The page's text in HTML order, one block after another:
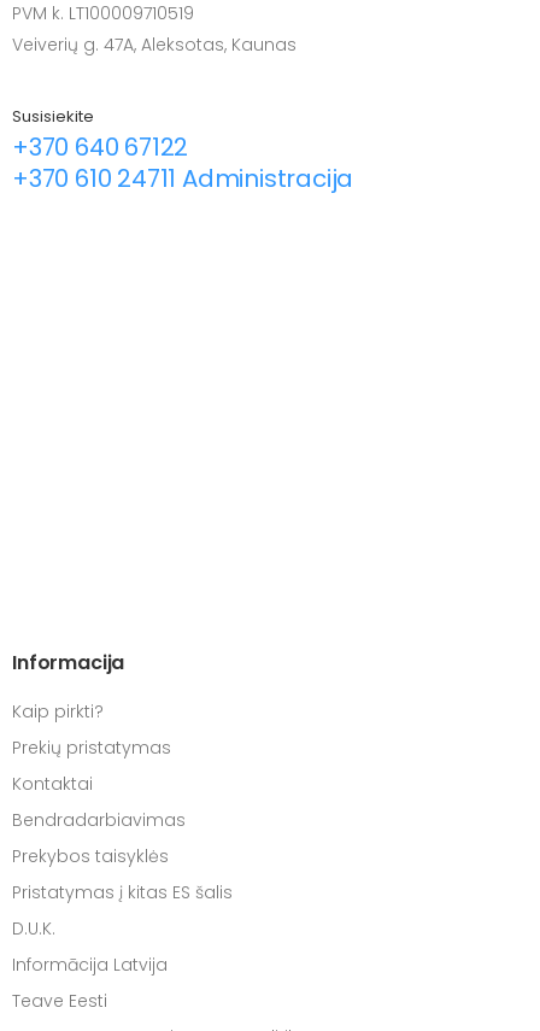
PVM k. LT100009710519
Veiverių g. 47A, Aleksotas, Kaunas
Susisiekite
+370 640 67122
+370 610 24711 Administracija
Informacija
Kaip pirkti?
Prekių pristatymas
Kontaktai
Bendradarbiavimas
Prekybos taisyklės
Pristatymas į kitas ES šalis
D.U.K.
Informācija Latvija
Teave Eesti